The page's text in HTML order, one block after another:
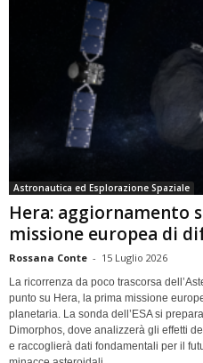
Astronautica ed Esplorazione Spaziale
Hera: aggiornamento
missione europea di
Rossana Conte - 15 Luglio 2026
La ricorrenza da poco trascorsa
punto su Hera, la prima missione
planetaria. La sonda dell’ESA si
Dimorphos, dove analizzerà gli effetti
e raccoglierà dati fondamentali per il